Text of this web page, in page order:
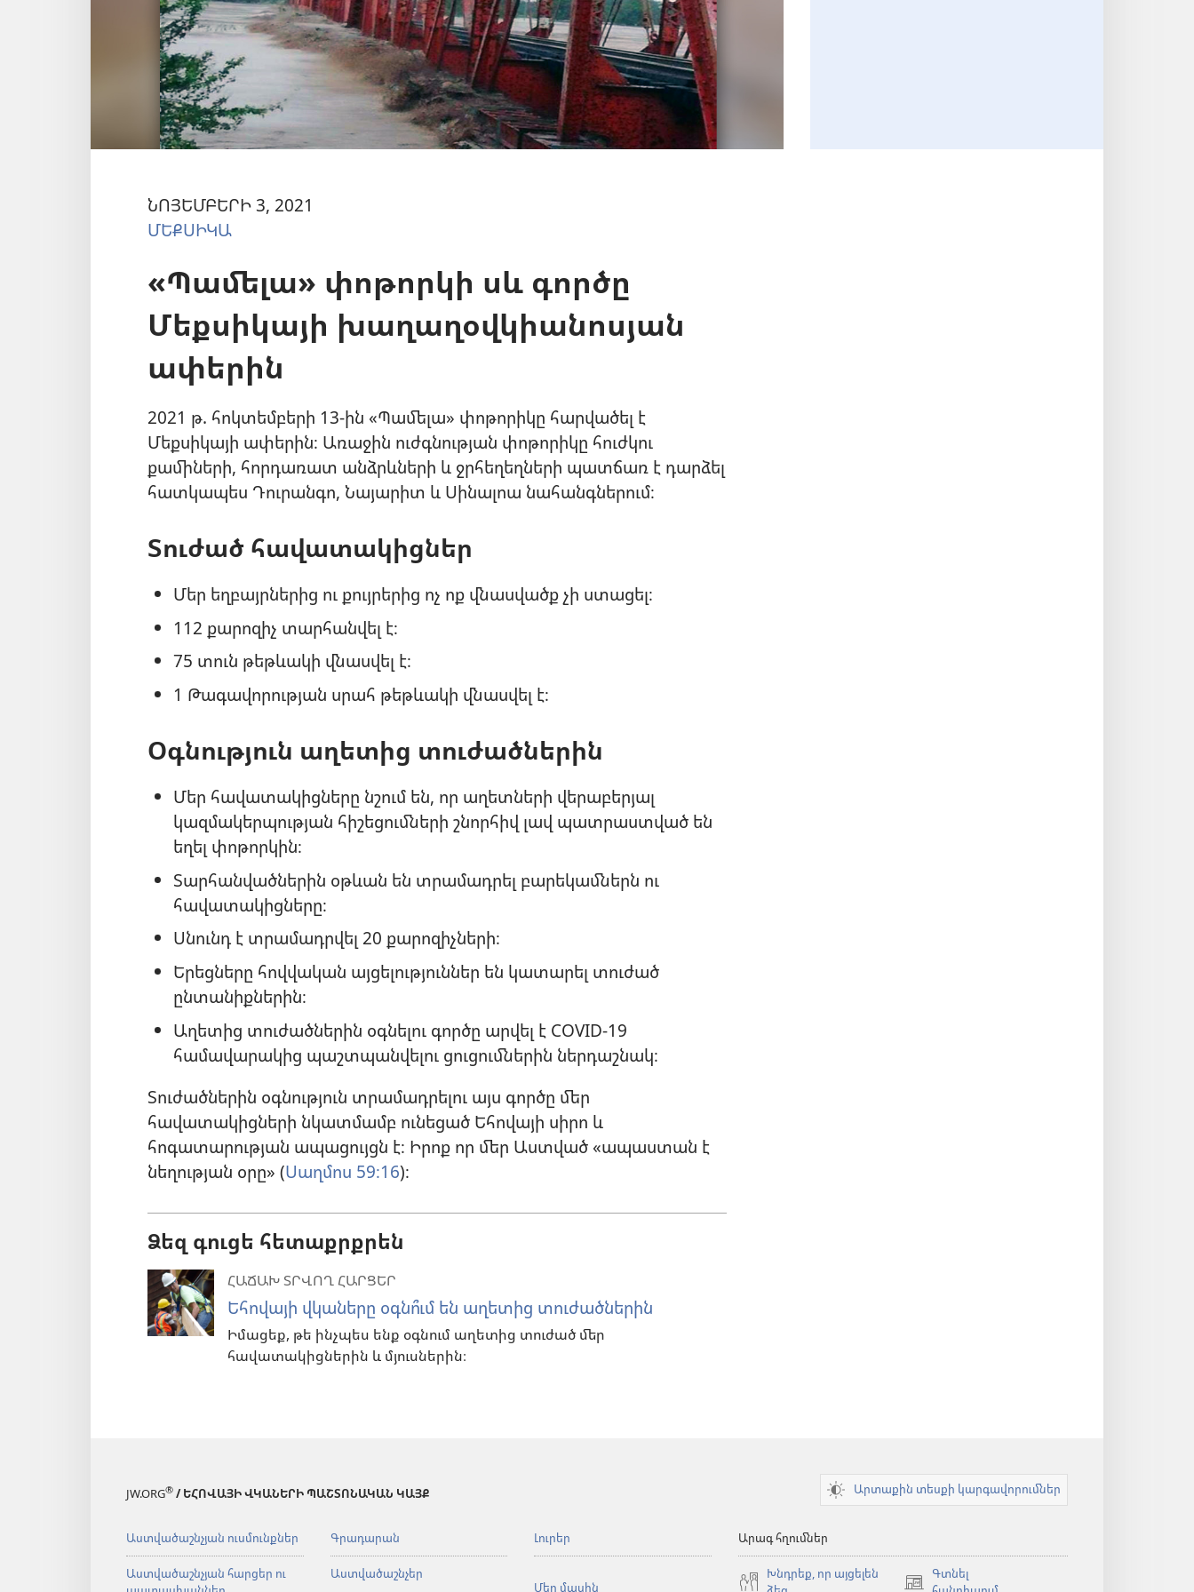
ՆՈՅԵՄԲԵՐԻ 3, 2021
ՄԵՔՍԻԿԱ
«Պամելա» փոթորկի սև գործը
Մեքսիկայի խաղաղօվկիանոսյան
ափերին
2021 թ. հոկտեմբերի 13-ին «Պամելա» փոթորիկը հարվածել է
Մեքսիկայի ափերին։ Առաջին ուժգնության փոթորիկը հուժկու
քամիների, հորդառատ անձրևների և ջրհեղեղների պատճառ է դարձել
հատկապես Դուրանգո, Նայարիտ և Սինալոա նահանգներում։
Տուժած հավատակիցներ
Մեր եղբայրներից ու քույրերից ոչ ոք վնասվածք չի ստացել։
112 քարոզիչ տարհանվել է։
75 տուն թեթևակի վնասվել է։
1 Թագավորության սրահ թեթևակի վնասվել է։
Օգնություն աղետից տուժածներին
Մեր հավատակիցները նշում են, որ աղետների վերաբերյալ
կազմակերպության հիշեցումների շնորհիվ լավ պատրաստված են
եղել փոթորկին։
Տարհանվածներին օթևան են տրամադրել բարեկամներն ու
հավատակիցները։
Սնունդ է տրամադրվել 20 քարոզիչների։
Երեցները հովվական այցելություններ են կատարել տուժած
ընտանիքներին։
Աղետից տուժածներին օգնելու գործը արվել է COVID-19
համավարակից պաշտպանվելու ցուցումներին ներդաշնակ։
Տուժածներին օգնություն տրամադրելու այս գործը մեր
հավատակիցների նկատմամբ ունեցած Եհովայի սիրո և
հոգատարության ապացույցն է։ Իրոք որ մեր Աստված «ապաստան է
նեղության օրը» (Սաղմոս 59։16)։
Ձեզ գուցե հետաքրքրեն
ՀԱՃԱԽ ՏՐՎՈՂ ՀԱՐՑԵՐ
Եհովայի վկաները օգնո՞ւմ են աղետից տուժածներին
Իմացեք, թե ինչպես ենք օգնում աղետից տուժած մեր
հավատակիցներին և մյուսներին։
JW.ORG® / ԵՀՈՎԱՅԻ ՎԿԱՆԵՐԻ ՊԱՇՏՈՆԱԿԱՆ ԿԱՅՔ Արտաքին տեսքի կարգավորումներ
Աստվածաշնչյան ուսմունքներ
Աստվածաշնչյան հարցեր ու
Գրադարան
Աստվածաշնչեր
Լուրեր
Մեր մասին
Արագ հղումներ
Խնդրեք, որ այցելեն
Գտնել